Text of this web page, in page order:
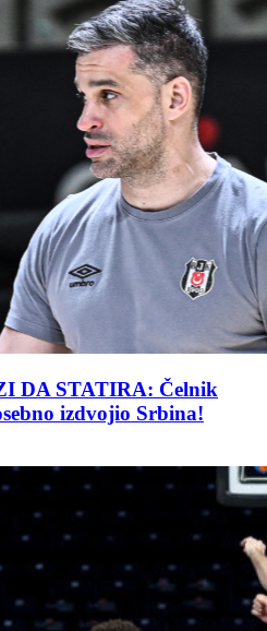
DA STATIRA: Čelnik
izdvojio Srbina!